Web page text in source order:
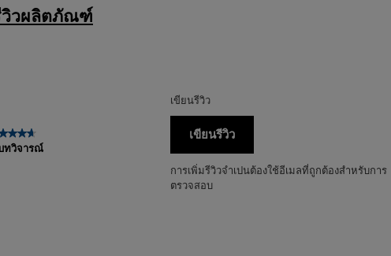
วผลิตภัณฑ์
ทวิจารณ์
เขียนรีวิว
เขียนรีวิว
การเพิ่มรีวิวจำเปนต้องใช้อีเมลที่ถูกต้องสำหรับการ
ตรวจสอบ